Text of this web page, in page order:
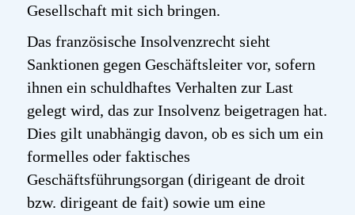
Gesellschaft mit sich bringen.
Das französische Insolvenzrecht sieht
Sanktionen gegen Geschäftsleiter vor, sofern
ihnen ein schuldhaftes Verhalten zur Last
gelegt wird, das zur Insolvenz beigetragen hat.
Dies gilt unabhängig davon, ob es sich um ein
formelles oder faktisches
Geschäftsführungsorgan (dirigeant de droit
bzw. dirigeant de fait) sowie um eine